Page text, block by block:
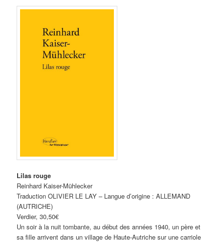
Lilas rouge
Reinhard Kaiser-Mühlecker
Traduction OLIVIER LE LAY – Langue d’origine : ALLEMAND
(AUTRICHE)
Verdier, 30,50€
Un soir à la nuit tombante, au début des années 1940, un père et
sa fille arrivent dans un village de Haute-Autriche sur une carriole